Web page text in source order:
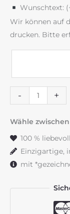
Wunschtext:
Wir können auf
drucken. Bitte
-
Taufkerze
"Schleierkraut"
altrosa
+
Wähle zwischen
100 %
Einzigartige,
mit